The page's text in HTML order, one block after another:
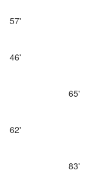
57'
46'
65'
62'
83'